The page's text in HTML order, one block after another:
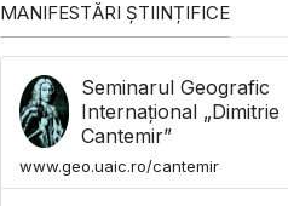
MANIFESTĂRI ȘTIINȚIFICE
Seminarul Geografic
Internațional „Dimitrie
Cantemir”
www.geo.uaic.ro/cantemir